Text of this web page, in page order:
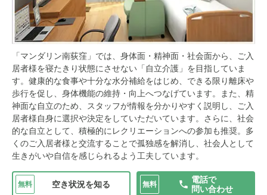
「マンダリン南荻窪」では、身体面・精神面・社会面から、ご入
居者様を寝たきり状態にさせない「自立介護」を目指していま
す。健康的な食事や十分な水分補給をはじめ、できる限り離床や
歩行を促し、身体機能の維持・向上へつなげています。また、精
神面な自立のため、スタッフが情報を分かりやすく説明し、ご入
居者様自身に選択や決定をしていただいています。さらに、社会
的な自立として、積極的にレクリエーションへの参加も推奨。多
くのご入居者様と交流することで孤独感を解消し、社会人として
生きがいや自信を感じられるよう工夫しています。
無料 空き状況を知る 無料
電話で
問い合わせ